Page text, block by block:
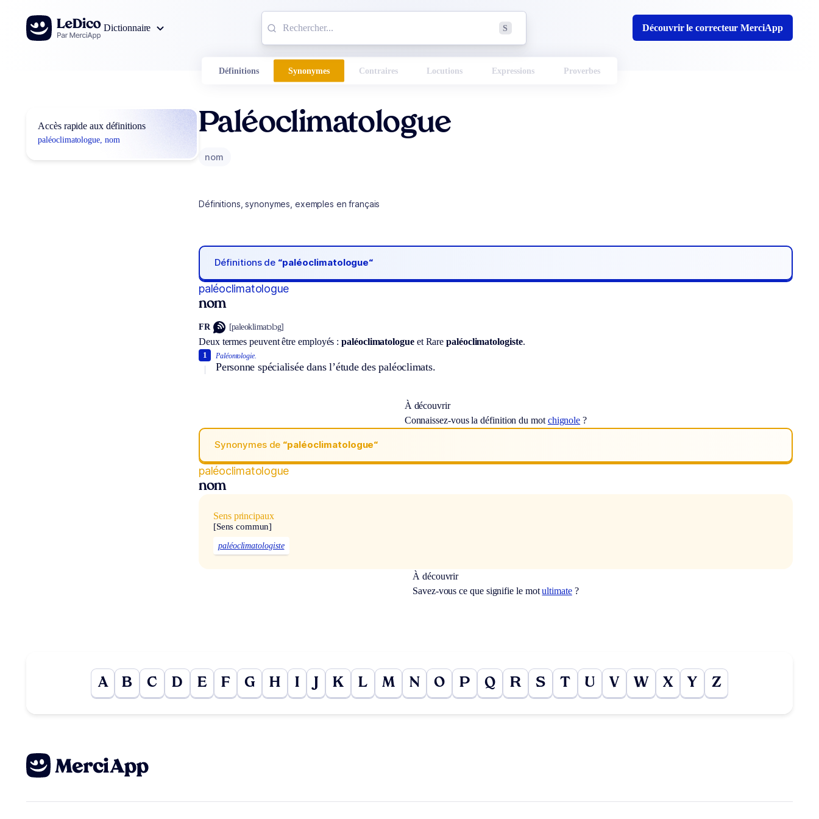
Aller au contenu
Dictionnaire
S Découvrir le correcteur MerciApp
Définitions Synonymes Contraires Locutions Expressions Proverbes
Accès rapide aux définitions
paléoclimatologue, nom
Paléoclimatologue
nom
Définitions, synonymes, exemples en français
Définitions de “paléoclimatologue“
paléoclimatologue
nom
FR [paleoklimatɔlɔg]
Deux termes peuvent être employés :paléoclimatologueet Rare paléoclimatologiste.
Paléontologie.
Personne spécialisée dans l’étude des paléoclimats.
1
À découvrir
Connaissez-vous la définition du mot chignole ?
Synonymes de “paléoclimatologue“
paléoclimatologue
nom
Sens principaux
[Sens commun]
paléoclimatologiste
À découvrir
Savez-vous ce que signifie le motultimate?
A B C D E F G H I J K L M N O P Q R S T U V W X Y Z